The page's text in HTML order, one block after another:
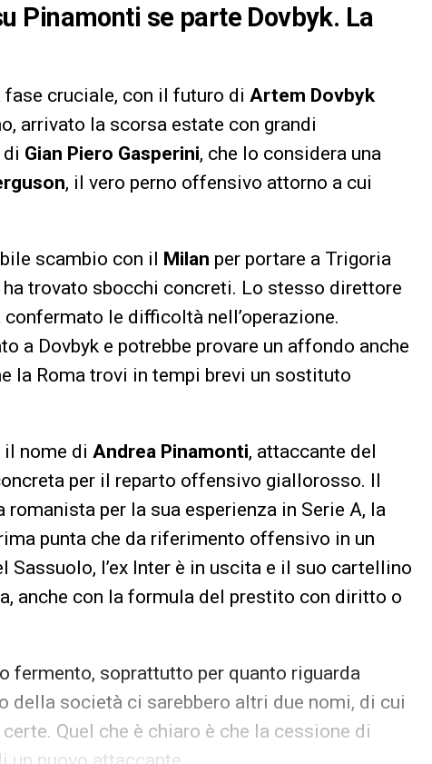
Pinamonti se parte Dovbyk. La
fase cruciale, con il futuro di Artem Dovbyk
arrivato la scorsa estate con grandi
Gian Piero Gasperini, che lo considera una
, il vero perno offensivo attorno a cui
scambio con il Milan per portare a Trigoria
trovato sbocchi concreti. Lo stesso direttore
confermato le difficoltà nell’operazione.
a Dovbyk e potrebbe provare un affondo anche
la Roma trovi in tempi brevi un sostituto
nome di Andrea Pinamonti, attaccante del
per il reparto offensivo giallorosso. Il
per la sua esperienza in Serie A, la
punta che da riferimento offensivo in un
Sassuolo, l’ex Inter è in uscita e il suo cartellino
anche con la formula del prestito con diritto o
fermento, soprattutto per quanto riguarda
della società ci sarebbero altri due nomi, di cui
Quel che è chiaro è che la cessione di